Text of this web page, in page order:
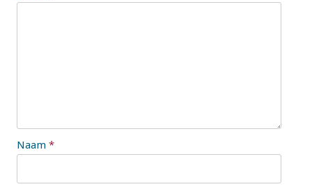
Naam *